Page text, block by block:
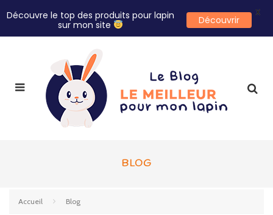
BLOG
Accueil Blog
Découvre le top des produits pour lapin
sur mon site
Découvrir
X